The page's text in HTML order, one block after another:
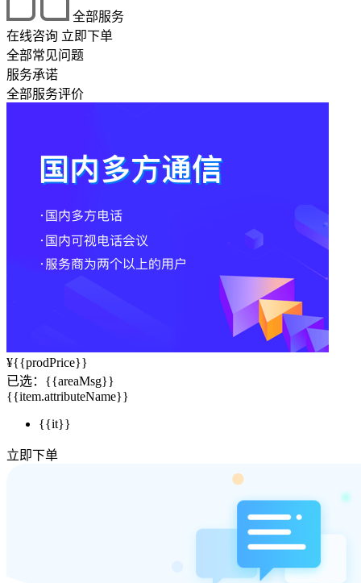
全部服务
在线咨询 立即下单
全部常见问题
服务承诺
全部服务评价
¥{{prodPrice}}
已选： {{areaMsg}}
{{item.attributeName}}
{{it}}
立即下单